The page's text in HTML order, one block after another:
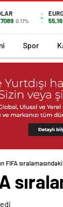
0.17%
Spor
FIFA